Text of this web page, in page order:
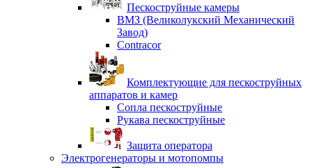
Пескоструйные камеры
ВМЗ (Великолукский Механический
Завод)
Contracor
Комплектующие для пескоструйных
аппаратов и камер
Сопла пескоструйные
Рукава пескоструйные
Защита оператора
Электрогенераторы и мотопомпы